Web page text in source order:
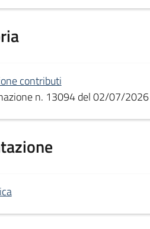
contributi
n. 13094 del 02/07/2026